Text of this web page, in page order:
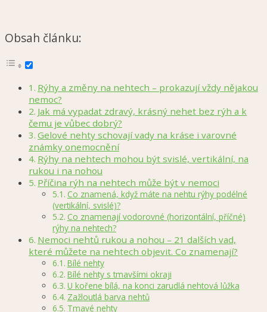
Obsah článku:
Rýhy a změny na nehtech – prokazují vždy nějakou
nemoc?
Jak má vypadat zdravý, krásný nehet bez rýh a k
čemu je vůbec dobrý?
Gelové nehty schovají vady na kráse i varovné
známky onemocnění
Rýhy na nehtech mohou být svislé, vertikální, na
rukou i na nohou
Příčina rýh na nehtech může být v nemoci
Co znamená, když máte na nehtu rýhy podélné
(vertikální, svislé)?
Co znamenají vodorovné (horizontální, příčné)
rýhy na nehtech?
Nemoci nehtů rukou a nohou – 21 dalších vad,
které můžete na nehtech objevit. Co znamenají?
Bílé nehty
Bílé nehty s tmavšími okraji
U kořene bílá, na konci zarudlá nehtová lůžka
Zažloutlá barva nehtů
Tmavé nehty